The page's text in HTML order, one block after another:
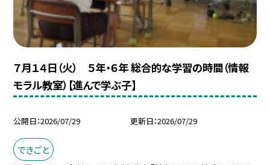
７月１４日（火） ５年・６年 総合的な学習の時間（情報
モラル教室）【進んで学ぶ子】
公開日 2026/07/29 更新日 2026/07/29
できごと